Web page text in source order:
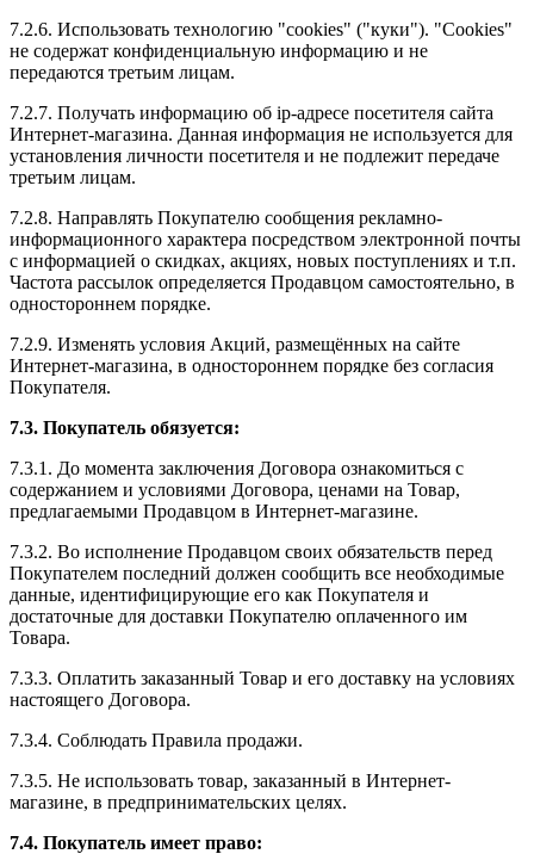
7.2.6. Использовать технологию "cookies" ("куки"). "Cookies"
не содержат конфиденциальную информацию и не
передаются третьим лицам.
7.2.7. Получать информацию об ip-адресе посетителя сайта
Интернет-магазина. Данная информация не используется для
установления личности посетителя и не подлежит передаче
третьим лицам.
7.2.8. Направлять Покупателю сообщения рекламно-
информационного характера посредством электронной почты
с информацией о скидках, акциях, новых поступлениях и т.п.
Частота рассылок определяется Продавцом самостоятельно, в
одностороннем порядке.
7.2.9. Изменять условия Акций, размещённых на сайте
Интернет-магазина, в одностороннем порядке без согласия
Покупателя.
7.3. Покупатель обязуется:
7.3.1. До момента заключения Договора ознакомиться с
содержанием и условиями Договора, ценами на Товар,
предлагаемыми Продавцом в Интернет-магазине.
7.3.2. Во исполнение Продавцом своих обязательств перед
Покупателем последний должен сообщить все необходимые
данные, идентифицирующие его как Покупателя и
достаточные для доставки Покупателю оплаченного им
Товара.
7.3.3. Оплатить заказанный Товар и его доставку на условиях
настоящего Договора.
7.3.4. Соблюдать Правила продажи.
7.3.5. Не использовать товар, заказанный в Интернет-
магазине, в предпринимательских целях.
7.4. Покупатель имеет право: